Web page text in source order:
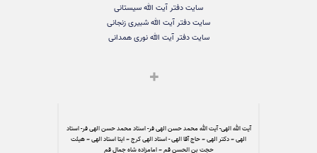
سایت دفتر آیت الله سیستانی
سایت دفتر آیت الله شبیری زنجانی
سایت دفتر آیت الله نوری همدانی
آیت الله الهی- آیت الله محمد حسن الهی فر- استاد محمد حسن الهی فر- استاد
الهی – دکتر الهی – حاج آقا الهی - استاد الهی کرج – ایتا استاد الهی – هیئت
حجت بن الحسن قم – امامزاده شاه جمال قم